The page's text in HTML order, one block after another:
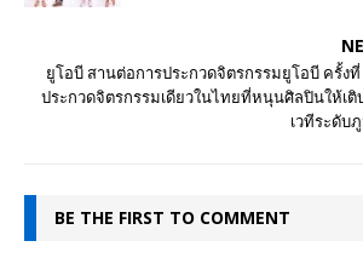
ยูโอบี สานต่อการประกวดจิตรกรรมยูโอบี ครั้งที่
ประกวดจิตรกรรมเดียวในไทยที่หนุนศิลปินให้เติ
เวทีระดับ
BE THE FIRST TO COMMENT